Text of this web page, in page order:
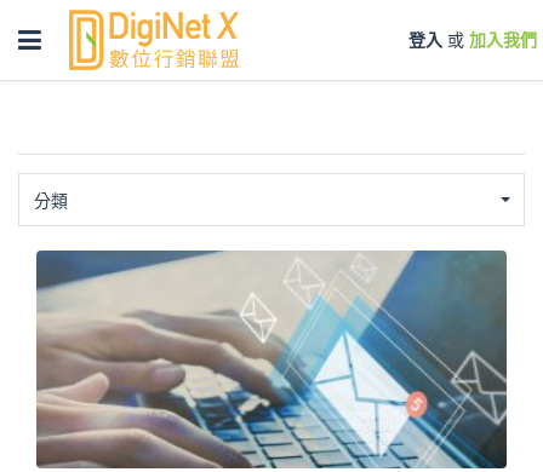
Toggle
navigation
登入 或 加入我們
分類